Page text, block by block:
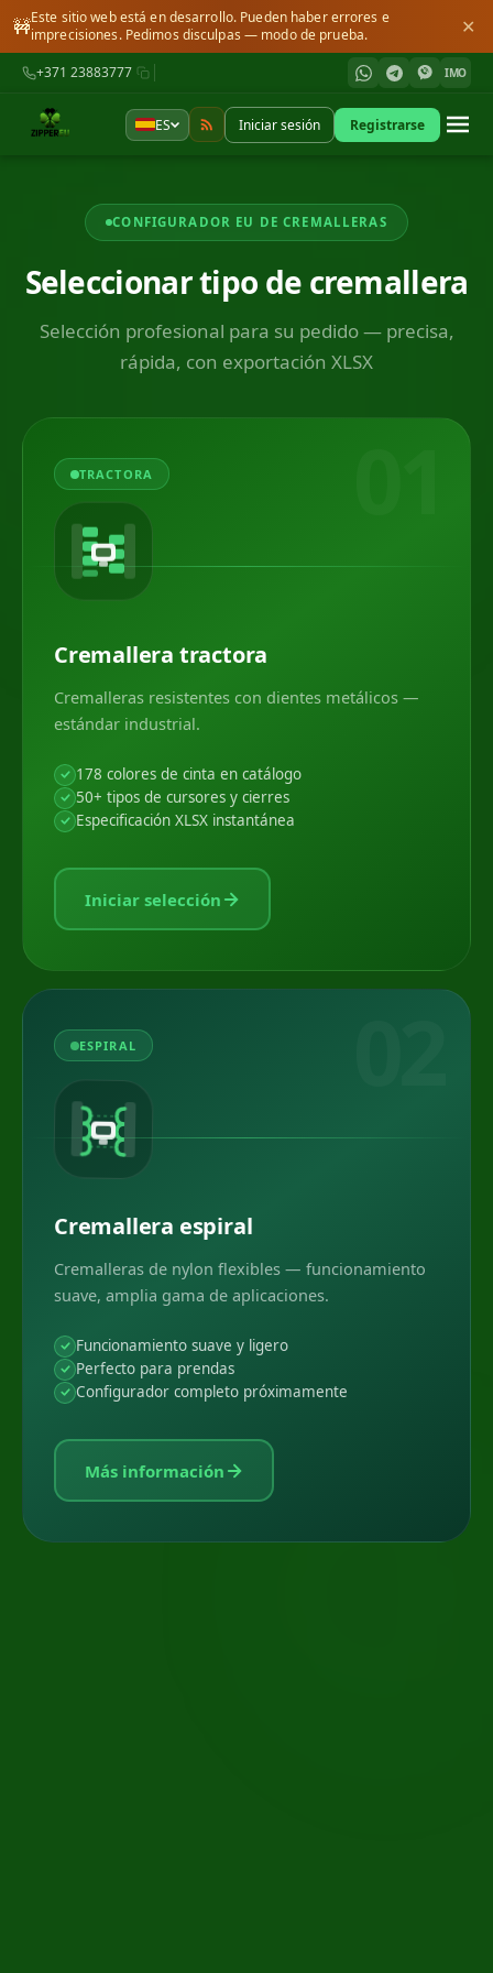
🚧Este sitio web está en desarrollo. Pueden haber errores e
imprecisiones. Pedimos disculpas — modo de prueba.
✕
+371 23883777 IMO
ES Iniciar sesión Registrarse
CONFIGURADOR EU DE CREMALLERAS
Seleccionar tipo de cremallera
Selección profesional para su pedido — precisa,
rápida, con exportación XLSX
TRACTORA
Cremallera tractora
Cremalleras resistentes con dientes metálicos —
estándar industrial.
178 colores de cinta en catálogo
50+ tipos de cursores y cierres
Especificación XLSX instantánea
Iniciar selección
ESPIRAL
Cremallera espiral
Cremalleras de nylon flexibles — funcionamiento
suave, amplia gama de aplicaciones.
Funcionamiento suave y ligero
Perfecto para prendas
Configurador completo próximamente
Más información